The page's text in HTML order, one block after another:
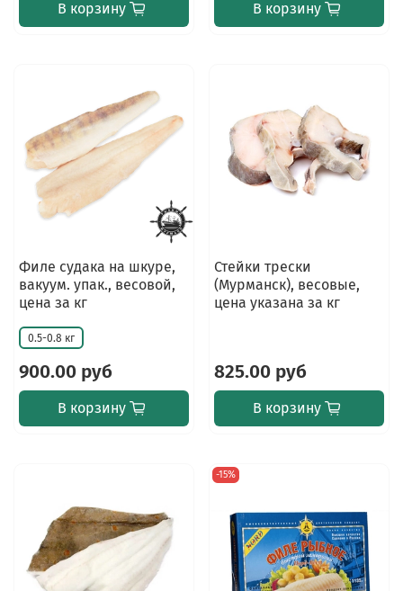
В корзину В корзину
Филе судака на шкуре,
вакуум. упак., весовой,
цена за кг
0.5-0.8 кг
900.00 руб
В корзину
Стейки трески
(Мурманск), весовые,
цена указана за кг
825.00 руб
В корзину
-15%